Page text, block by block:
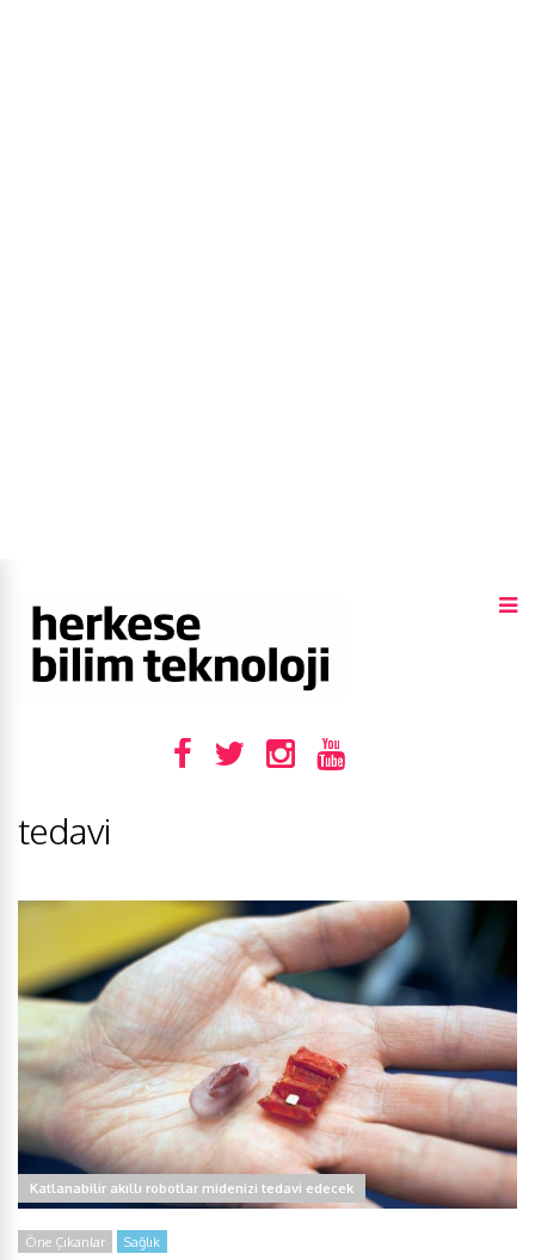
tedavi
Katlanabilir akıllı robotlar midenizi tedavi edecek
Öne Çıkanlar Sağlık